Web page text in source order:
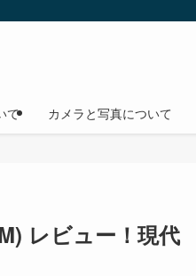
て カメラと写真について
レビュー！現代